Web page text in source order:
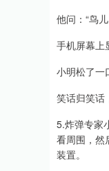
他问：“鸟
手机屏幕上
小明松了一
笑话归笑话
5.炸弹专家
看周围，然
装置。